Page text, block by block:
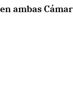
ambas